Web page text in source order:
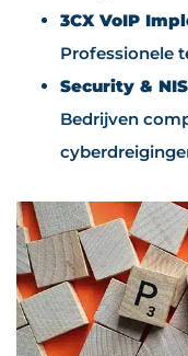
3CX VoIP
Professionele
Security &
Bedrijven